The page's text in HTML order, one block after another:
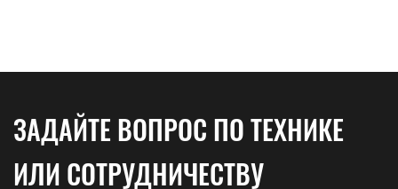
ЗАДАЙТЕ ВОПРОС ПО ТЕХНИКЕ
ИЛИ СОТРУДНИЧЕСТВУ